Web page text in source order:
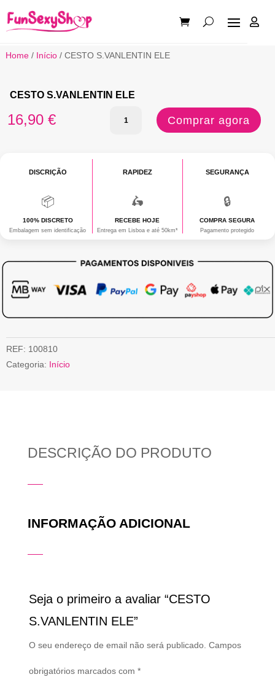

Home/ Início/ CESTO S.VANLENTIN ELE
CESTO S.VANLENTIN ELE
16,90 €
Quantidade
S.VANLENTIN
Comprar agora
DISCRIÇÃO
📦
100% DISCRETO
Embalagem sem identificação
RAPIDEZ
🛵
RECEBE HOJE
Entrega em Lisboa e até 50km*
SEGURANÇA
🔒
COMPRA SEGURA
Pagamento protegido
REF: 100810
Categoria: Início
DESCRIÇÃO DO PRODUTO
INFORMAÇÃO ADICIONAL
Seja o primeiro a avaliar “CESTO
S.VANLENTIN ELE”
O seu endereço de email não será publicado. Campos
obrigatórios marcados com *